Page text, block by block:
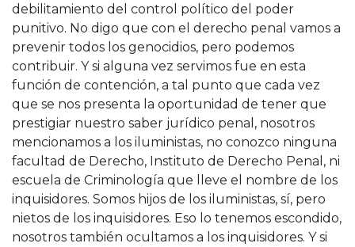
debilitamiento del control político del poder
punitivo. No digo que con el derecho penal vamos a
prevenir todos los genocidios, pero podemos
contribuir. Y si alguna vez servimos fue en esta
función de contención, a tal punto que cada vez
que se nos presenta la oportunidad de tener que
prestigiar nuestro saber jurídico penal, nosotros
mencionamos a los iluministas, no conozco ninguna
facultad de Derecho, Instituto de Derecho Penal, ni
escuela de Criminología que lleve el nombre de los
inquisidores. Somos hijos de los iluministas, sí, pero
nietos de los inquisidores. Eso lo tenemos escondido,
nosotros también ocultamos a los inquisidores. Y si